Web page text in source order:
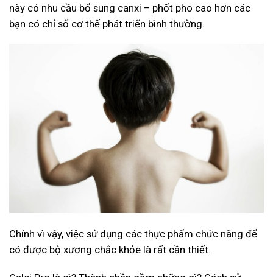
này có nhu cầu bổ sung canxi – phốt pho cao hơn các
bạn có chỉ số cơ thể phát triển bình thường.
Chính vì vậy, việc sử dụng các thực phẩm chức năng để
có được bộ xương chắc khỏe là rất cần thiết.